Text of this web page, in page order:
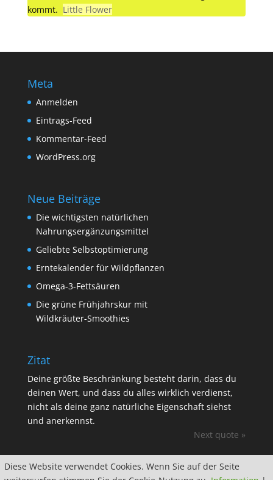
kommt. Little Flower
Meta
Anmelden
Eintrags-Feed
Kommentar-Feed
WordPress.org
Neue Beiträge
Die wichtigsten natürlichen
Nahrungsergänzungsmittel
Geliebte Selbstoptimierung
Erntekalender für Wildpflanzen
Omega-3-Fettsäuren
Die grüne Frühjahrskur mit
Wildkräuter-Smoothies
Zitat
Deine größte Beschränkung besteht darin, dass du
deinen Wert, und dass du alles wirklich verdienst,
nicht als deine ganz natürliche Eigenschaft siehst
und anerkennst.
Next quote »
Diese Website verwendet Cookies. Wenn Sie auf der Seite